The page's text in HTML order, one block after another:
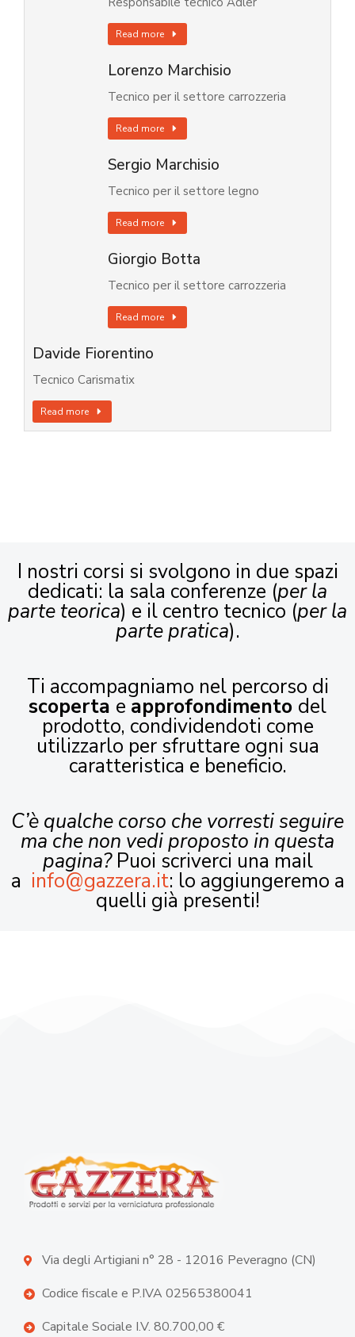
Read more
Lorenzo Marchisio
Tecnico per il settore carrozzeria
Read more
Sergio Marchisio
Tecnico per il settore legno
Read more
Giorgio Botta
Tecnico per il settore carrozzeria
Read more
Davide Fiorentino
Tecnico Carismatix
Read more
I nostri corsi si svolgono in due spazi
dedicati: la sala conferenze (per la
parte teorica) e il centro tecnico (per la
parte pratica).
Ti accompagniamo nel percorso di
scoperta e approfondimento del
prodotto, condividendoti come
utilizzarlo per sfruttare ogni sua
caratteristica e beneficio.
C’è qualche corso che vorresti seguire
ma che non vedi proposto in questa
pagina?Puoi scriverci una mail
a info@gazzera.it: lo aggiungeremo a
quelli già presenti!
Via degli Artigiani n° 28 - 12016 Peveragno (CN)
Codice fiscale e P.IVA 02565380041
Capitale Sociale I.V. 80.700,00 €